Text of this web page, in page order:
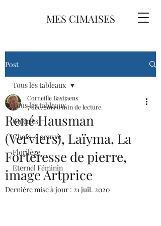
MES CIMAISES
Post
Tous les tableaux
Galeries
Chefs-d'oeuvre
Florilège
Eternel Féminin
Tous les tableaux
René Hausman
(Verviers), Laïyma, La
Forteresse de pierre,
image Artprice
Corneille Bastjaens
7 déc. 20190 min de lecture
Dernière mise à jour : 21 juil. 2020